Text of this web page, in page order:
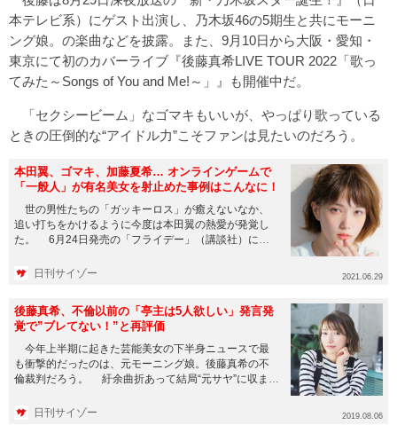
本テレビ系）にゲスト出演し、乃木坂46の5期生と共にモーニ
ング娘。の楽曲などを披露。また、9月10日から大阪・愛知・
東京にて初のカバーライブ『後藤真希LIVE TOUR 2022「歌っ
てみた～Songs of You and Me!～」』も開催中だ。
「セクシービーム」なゴマキもいいが、やっぱり歌っている
ときの圧倒的な“アイドル力”こそファンは見たいのだろう。
本田翼、ゴマキ、加藤夏希… オンラインゲームで
「一般人」が有名美女を射止めた事例はこんなに！
世の男性たちの「ガッキーロス」が癒えないなか、
追い打ちをかけるように今度は本田翼の熱愛が発覚し
た。 6月24日発売の「フライデー」（講談社）によ
日刊サイゾー 2021.06.29
後藤真希、不倫以前の「亭主は5人欲しい」発言発
覚で”ブレてない！”と再評価
今年上半期に起きた芸能美女の下半身ニュースで最
も衝撃的だったのは、元モーニング娘。後藤真希の不
倫裁判だろう。 紆余曲折あって結局“元サヤ”に収ま
日刊サイゾー 2019.08.06